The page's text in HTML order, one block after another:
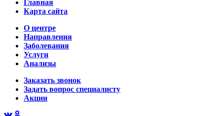
Главная
Карта сайта
О центре
Направления
Заболевания
Услуги
Анализы
Заказать звонок
Задать вопрос специалисту
Акции